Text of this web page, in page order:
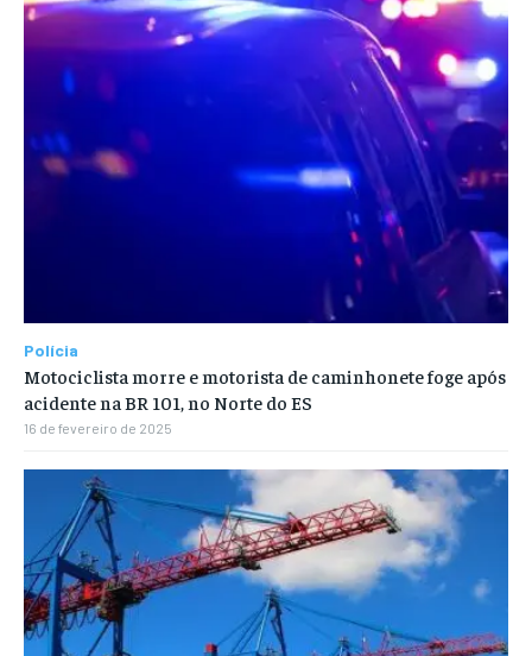
Polícia
Motociclista morre e motorista de caminhonete foge após
acidente na BR 101, no Norte do ES
16 de fevereiro de 2025